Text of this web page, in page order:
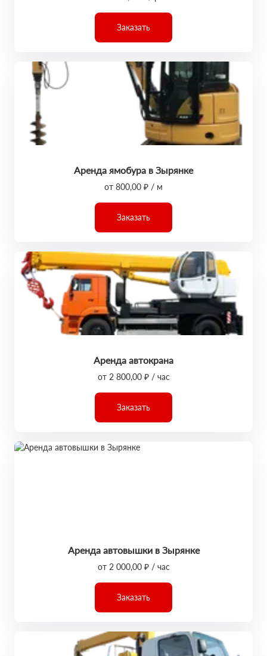
Заказать
Аренда ямобура в Зырянке
от 800,00 ₽ / м
Заказать
Аренда автокрана
от 2 800,00 ₽ / час
Заказать
Аренда автовышки в Зырянке
от 2 000,00 ₽ / час
Заказать